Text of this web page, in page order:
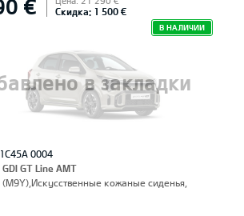
в закладки
€ Скидка: 1 500 €
В НАЛИЧИИ
0004
GT Line AMT
кожаные сиденья,